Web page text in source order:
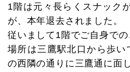
1階は元々長らくスナック
が、本年退去されました。
従いまして1階でご自身での
場所は三鷹駅北口から歩い
の西隣の通りに三鷹通に面